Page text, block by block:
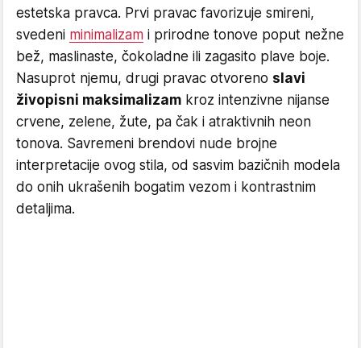
estetska pravca. Prvi pravac favorizuje smireni,
svedeni minimalizam i prirodne tonove poput nežne
bež, maslinaste, čokoladne ili zagasito plave boje.
Nasuprot njemu, drugi pravac otvoreno slavi
živopisni maksimalizam kroz intenzivne nijanse
crvene, zelene, žute, pa čak i atraktivnih neon
tonova. Savremeni brendovi nude brojne
interpretacije ovog stila, od sasvim bazičnih modela
do onih ukrašenih bogatim vezom i kontrastnim
detaljima.